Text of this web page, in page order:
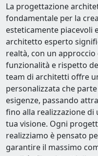
La progettazione
fondamentale per la
esteticamente piacevoli
architetto esperto
realtà, con un
funzionalità e rispetto
team di architetti offre
personalizzata che
esigenze, passando
fino alla realizzazione
tua visione. Ogni
realizziamo è pensato
garantire il massimo